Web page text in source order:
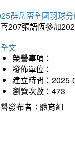
群岳盃全國羽球
207張語恆參加
文
榮譽事項：
發佈單位：
建立時間：2025-
瀏覽次數：473
發布者：體育組